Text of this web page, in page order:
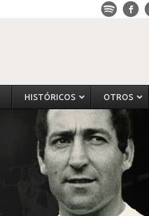
HISTÓRICOS OTROS